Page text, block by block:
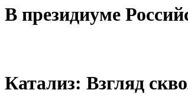
В президиуме
Катализ: Взгляд